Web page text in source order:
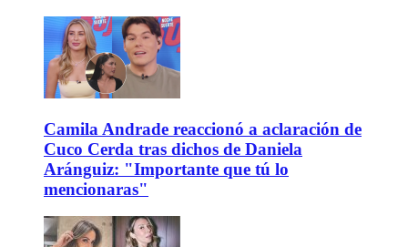
Camila Andrade reaccionó a aclaración de
Cuco Cerda tras dichos de Daniela
Aránguiz: "Importante que tú lo
mencionaras"